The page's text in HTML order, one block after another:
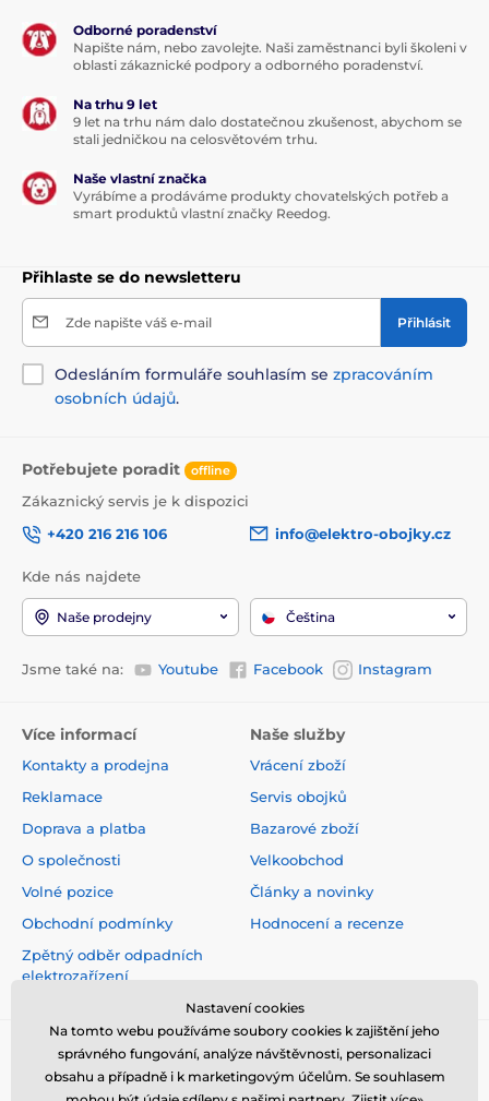
4,160 kcal/kg.
Dávkování:
Hmotnost psa (kg) 10 25 50
Denní dávka (ks) 0,5
svému psovi denně za odměnu nebo jako pamlsek
během společných chvilek v průběhu dne.
Nenahrazujte běžnou stravu, abyste zajistili denní
přístup k čerstvé pitné vodě.
ilustrativní charakter.
Odborné poradenství
Napište nám, nebo zavolejte. Naši zaměstnanci byli školeni v
oblasti zákaznické podpory a odborného poradenství.
Na trhu 9 let
9 let na trhu nám dalo dostatečnou zkušenost, abychom se
stali jedničkou na celosvětovém trhu.
Naše vlastní značka
Vyrábíme a prodáváme produkty chovatelských potřeb a
smart produktů vlastní značky Reedog.
Přihlaste se do newsletteru
Zde napište váš e-mail Přihlásit
Odesláním formuláře souhlasím se zpracováním
osobních údajů.
Potřebujete poradit offline
Zákaznický servis je k dispozici
+420 216 216 106
info@elektro-obojky.cz
Kde nás najdete
Naše prodejny Čeština
Jsme také na: Youtube Facebook Instagram
Více informací
Kontakty a prodejna
Reklamace
Doprava a platba
O společnosti
Volné pozice
Obchodní podmínky
Zpětný odběr odpadních
elektrozařízení
Naše služby
Vrácení zboží
Servis obojků
Bazarové zboží
Velkoobchod
Články a novinky
Hodnocení a recenze
Nastavení cookies
Na tomto webu používáme soubory cookies k zajištění jeho
správného fungování, analýze návštěvnosti, personalizaci
obsahu a případně i k marketingovým účelům. Se souhlasem